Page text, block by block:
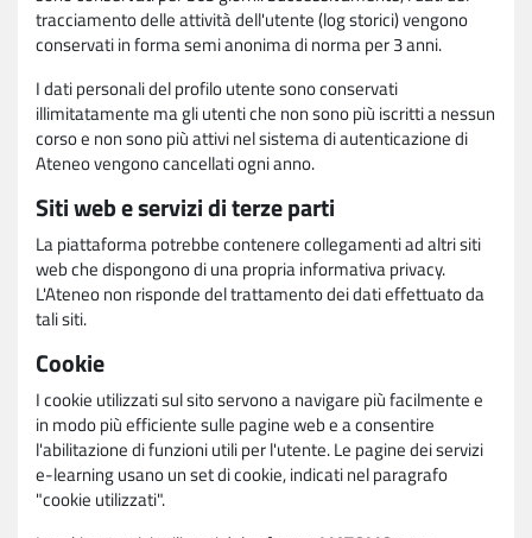
tracciamento delle attività dell'utente (log storici) vengono
conservati in forma semi anonima di norma per 3 anni.
I dati personali del profilo utente sono conservati
illimitatamente ma gli utenti che non sono più iscritti a nessun
corso e non sono più attivi nel sistema di autenticazione di
Ateneo vengono cancellati ogni anno.
Siti web e servizi di terze parti
La piattaforma potrebbe contenere collegamenti ad altri siti
web che dispongono di una propria informativa privacy.
L'Ateneo non risponde del trattamento dei dati effettuato da
tali siti.
Cookie
I cookie utilizzati sul sito servono a navigare più facilmente e
in modo più efficiente sulle pagine web e a consentire
l'abilitazione di funzioni utili per l'utente. Le pagine dei servizi
e-learning usano un set di cookie, indicati nel paragrafo
"cookie utilizzati".